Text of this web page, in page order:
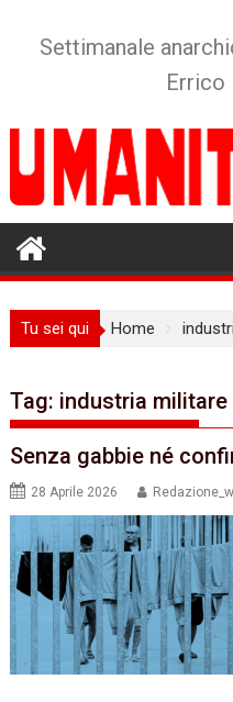
Settimanale
Errico
Tu sei qui Home
Tag: industria militare
Senza gabbie né
28 Aprile 2026